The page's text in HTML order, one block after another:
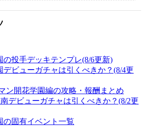
の投手デッキテンプレ(8/6更新)
デビューガチャは引くべきか？(8/4更
ン開花学園編の攻略・報酬まとめ
デビューガチャは引くべきか？(8/2更
の固有イベント一覧